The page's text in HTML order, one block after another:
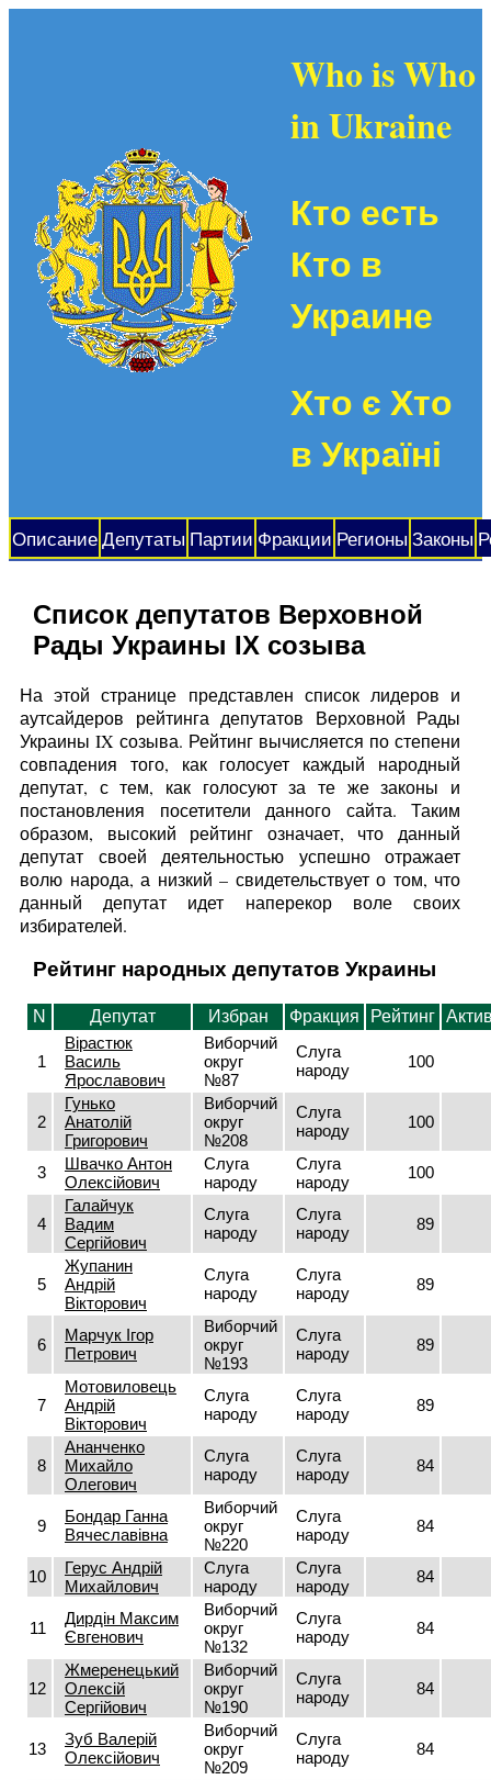
Who is Who
in Ukraine
Кто есть
Кто в
Украине
Хто є Хто
в Україні
Описание Депутаты Партии Фракции Регионы Законы
Список депутатов Верховной
Рады Украины IX созыва
На этой странице представлен список лидеров и
аутсайдеров рейтинга депутатов Верховной Рады
Украины IX созыва. Рейтинг вычисляется по степени
совпадения того, как голосует каждый народный
депутат, с тем, как голосуют за те же законы и
постановления посетители данного сайта. Таким
образом, высокий рейтинг означает, что данный
депутат своей деятельностью успешно отражает
волю народа, а низкий – свидетельствует о том, что
данный депутат идет наперекор воле своих
избирателей.
Рейтинг народных депутатов Украины
N Депутат Избран Фракция Рейтинг
1
Вірастюк
Василь
Ярославович
Виборчий
округ
№87
Слуга
народу
100
2
Гунько
Анатолій
Григорович
Виборчий
округ
№208
Слуга
народу
100
3
Швачко Антон
Олексійович
Слуга
народу
Слуга
народу
100
4
Галайчук
Вадим
Сергійович
Слуга
народу
Слуга
народу
89
5
Жупанин
Андрій
Вікторович
Слуга
народу
Слуга
народу
89
6
Марчук Ігор
Петрович
Виборчий
округ
№193
Слуга
народу
89
7
Мотовиловець
Андрій
Вікторович
Слуга
народу
Слуга
народу
89
8
Ананченко
Михайло
Олегович
Слуга
народу
Слуга
народу
84
9
Бондар Ганна
Вячеславівна
Виборчий
округ
№220
Слуга
народу
84
10
Герус Андрій
Михайлович
Слуга
народу
Слуга
народу
84
11
Дирдін Максим
Євгенович
Виборчий
округ
№132
Слуга
народу
84
12
Жмеренецький
Олексій
Сергійович
Виборчий
округ
№190
Слуга
народу
84
13
Зуб Валерій
Олексійович
Виборчий
округ
№209
Слуга
народу
84